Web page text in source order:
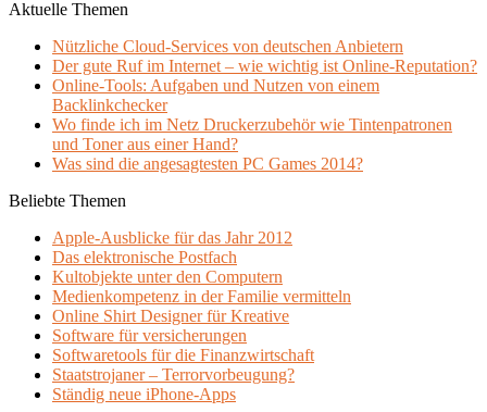
Aktuelle Themen
Nützliche Cloud-Services von deutschen Anbietern
Der gute Ruf im Internet – wie wichtig ist Online-Reputation?
Online-Tools: Aufgaben und Nutzen von einem
Backlinkchecker
Wo finde ich im Netz Druckerzubehör wie Tintenpatronen
und Toner aus einer Hand?
Was sind die angesagtesten PC Games 2014?
Beliebte Themen
Apple-Ausblicke für das Jahr 2012
Das elektronische Postfach
Kultobjekte unter den Computern
Medienkompetenz in der Familie vermitteln
Online Shirt Designer für Kreative
Software für versicherungen
Softwaretools für die Finanzwirtschaft
Staatstrojaner – Terrorvorbeugung?
Ständig neue iPhone-Apps